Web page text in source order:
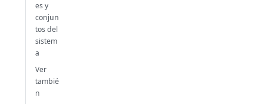
es y
conjun
tos del
sistem
a
Ver
tambié
n